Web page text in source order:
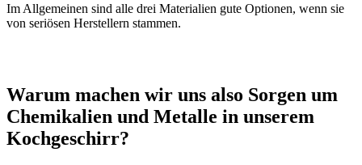
Im Allgemeinen sind alle drei Materialien gute Optionen, wenn sie
von seriösen Herstellern stammen.
Warum machen wir uns also Sorgen um
Chemikalien und Metalle in unserem
Kochgeschirr?